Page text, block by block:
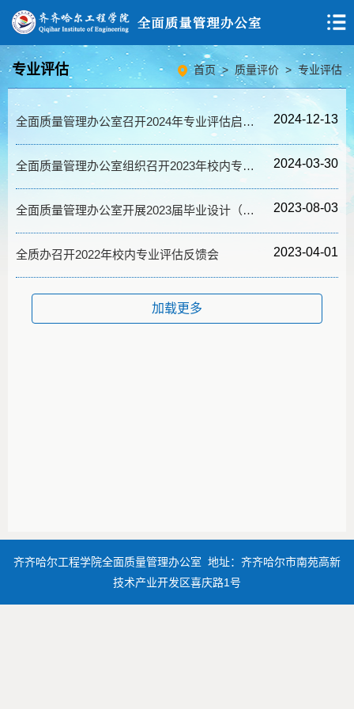
专业评估 首页> 质量评价 > 专业评估
全面质量管理办公室召开2024年专业评估启动会 2024-12-13
全面质量管理办公室组织召开2023年校内专业评估交流会 2024-03-30
全面质量管理办公室开展2023届毕业设计（论文）专项评估工作 2023-08-03
全质办召开2022年校内专业评估反馈会 2023-04-01
加载更多
齐齐哈尔工程学院全面质量管理办公室 地址：齐齐哈尔市南苑高新
技术产业开发区喜庆路1号